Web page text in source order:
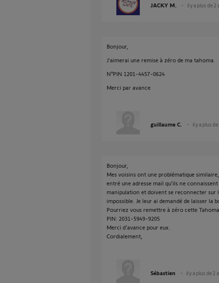
JACKY M. il y a plus de 2
Bonjour,
J'aimerai une remise à zéro de ma tahoma.
N°PIN 1201-4457-0624
Merci par avance
guillaume C. il y a plus
Bonjour,
Mes voisins ont une problématique
entré une adresse mail qu'ils ne
manipulation et doivent se reconnecter sur
impossible. Je leur ai demandé de laisser la
Pourriez vous remettre à zéro cette
PIN: 2031-5949-9205
Merci d'avance pour eux.
Cordialement,
Sébastien il y a plus de 2